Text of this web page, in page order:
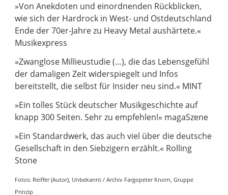
»Von Anekdoten und einordnenden Rückblicken,
wie sich der Hardrock in West- und Ostdeutschland
Ende der 70er-Jahre zu Heavy Metal aushärtete.«
Musikexpress
»Zwanglose Millieustudie (…), die das Lebensgefühl
der damaligen Zeit widerspiegelt und Infos
bereitstellt, die selbst für Insider neu sind.« MINT
»Ein tolles Stück deutscher Musikgeschichte auf
knapp 300 Seiten. Sehr zu empfehlen!« magaSzene
»Ein Standardwerk, das auch viel über die deutsche
Gesellschaft in den Siebzigern erzählt.« Rolling
Stone
Fotos: Reiffer (Autor), Unbekannt / Archiv Fargopeter Knorn, Gruppe
Prinzip